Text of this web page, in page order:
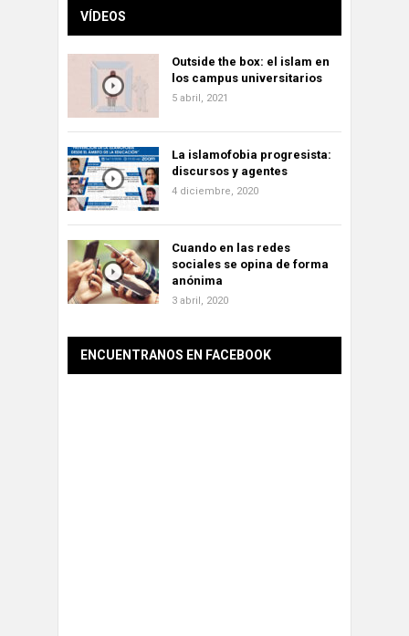
VÍDEOS
Outside the box: el islam en
los campus universitarios
5 abril, 2021
La islamofobia progresista:
discursos y agentes
4 diciembre, 2020
Cuando en las redes
sociales se opina de forma
anónima
3 abril, 2020
ENCUENTRANOS EN FACEBOOK